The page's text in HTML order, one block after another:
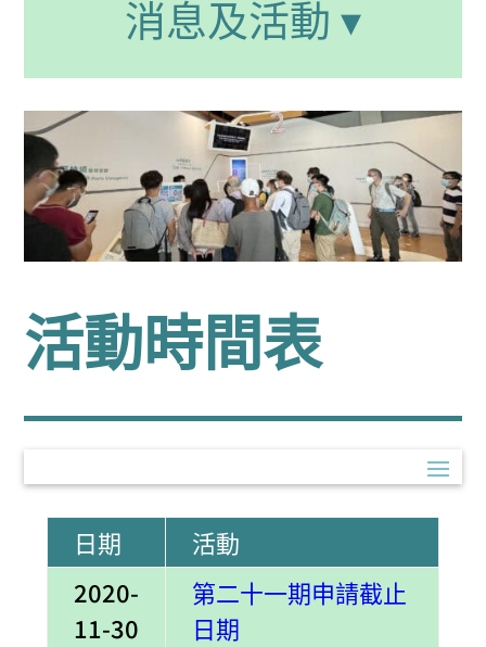
消息及活動 ▾
活動時間表
日期
活動
2020-
11-30
第二十一期申請截止
日期